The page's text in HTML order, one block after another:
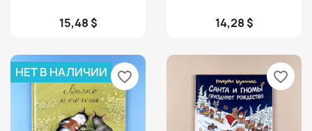
15,48 $ 14,28 $
НЕТ В НАЛИЧИИ favorite_border favorite_border